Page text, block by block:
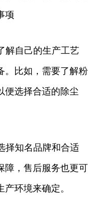
项
解自己的生产工艺
。比如，需要了解粉
便选择合适的除尘
择知名品牌和合适
障，售后服务也更可
环境来确定。